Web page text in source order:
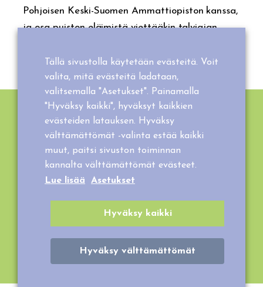
Pohjoisen Keski-Suomen Ammattiopiston kanssa,
ja osa puiston eläimistä viettääkin talviajan
VISERTÄJIEN VAJA
Visertäjien vajassa voit bongata upean
näköisiä ja kauniin värisiä liitelijöitä. Täällä
asustelevat naurukyyhkyt, neitokakadut,
kanarialinnut sekä undulaatit.
Tällä sivustolla käytetään evästeitä. Voit
valita, mitä evästeitä ladataan,
valitsemalla "Asetukset". Painamalla
"Hyväksy kaikki", hyväksyt kaikkien
evästeiden latauksen. Hyväksy
välttämättömät -valinta estää kaikki
muut, paitsi sivuston toiminnan
kannalta välttämättömät evästeet.
Lue lisää
Asetukset
Hyväksy kaikki
Hyväksy välttämättömät